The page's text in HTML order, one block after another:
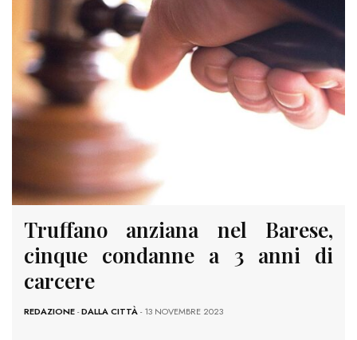
Truffano anziana nel Barese,
cinque condanne a 3 anni di
carcere
REDAZIONE-DALLA CITTÀ- 13 NOVEMBRE 2023